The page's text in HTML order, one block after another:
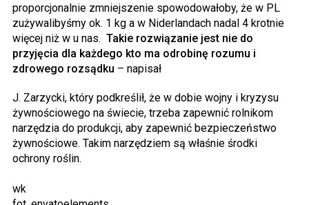
proporcjonalnie zmniejszenie spowodowałoby, że w PL
zużywalibyśmy ok. 1 kg a w Niderlandach nadal 4 krotnie
więcej niż w u nas. Takie rozwiązanie jest nie do
przyjęcia dla każdego kto ma odrobinę rozumu i
zdrowego rozsądku – napisał
J. Zarzycki, który podkreślił, że w dobie wojny i kryzysu
żywnościowego na świecie, trzeba zapewnić rolnikom
narzędzia do produkcji, aby zapewnić bezpieczeństwo
żywnościowe. Takim narzędziem są właśnie środki
ochrony roślin.
wk